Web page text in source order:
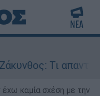
Τι απαντά
καμία σχέση με την